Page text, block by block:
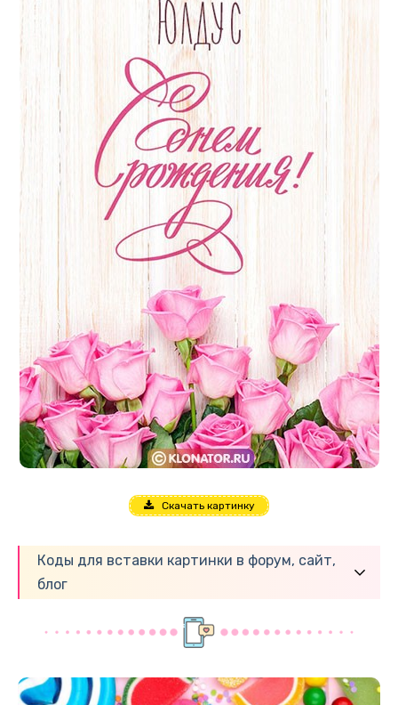
Скачать картинку
Коды для вставки картинки в форум, сайт,
блог